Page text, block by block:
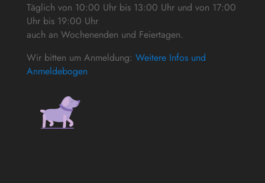
Täglich von 10:00 Uhr bis 13:00 Uhr und von 17:00
Uhr bis 19:00 Uhr
auch an Wochenenden und Feiertagen.
Wir bitten um Anmeldung: Weitere Infos und
Anmeldebogen